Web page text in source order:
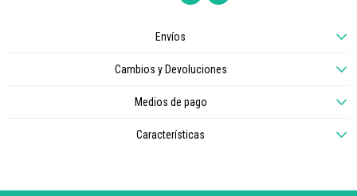
Envíos
Cambios y Devoluciones
Medios de pago
Características